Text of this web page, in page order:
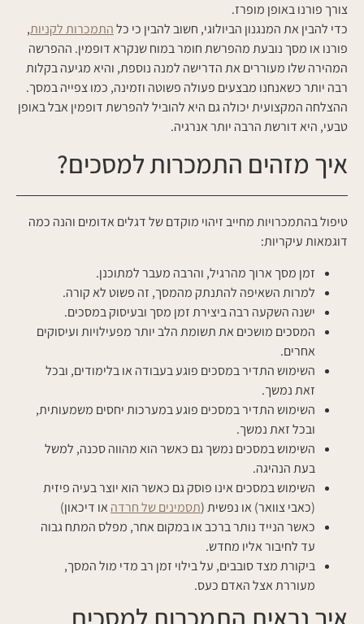
צורך פורנו באופן מופרז.
כדי להבין את המנגנון הביולוגי, חשוב להבין כי כלהתמכרות לקניות,
פורנו או מסך נובעת מהפרשת חומר במוח שנקרא דופמין. ההפרשה
המהירה שלו מעוררים את הדרישה למנה נוספת, והיא מגיעה בקלות
רבה יותר כשאנחנו מבצעים פעולה פשוטה וזמינה, כמו צפייה במסך.
ההצלחה המקצועית יכולה גם היא להוביל להפרשת דופמין אבל באופן
טבעי, היא דורשת הרבה יותר אנרגיה.
איך מזהים התמכרות למסכים?
טיפול בהתמכרויות מחייב זיהוי מוקדם של דגלים אדומים והנה כמה
דוגמאות עיקריות:
זמן מסך ארוך מהרגיל, והרבה מעבר למתוכנן.
למרות השאיפה להתנתק מהמסך, זה פשוט לא קורה.
ישנה השקעה רבה ביצירת זמן מסך ובעיסוק במסכים.
המסכים מושכים את תשומת הלב יותר מפעילויות ועיסוקים
אחרים.
השימוש התדיר במסכים פוגע בעבודה או בלימודים, ובכל
זאת נמשך.
השימוש התדיר במסכים פוגע במערכות יחסים משמעותית,
ובכל זאת נמשך.
השימוש במסכים נמשך גם כאשר הוא מהווה סכנה, למשל
בעת הנהיגה.
השימוש במסכים אינו פוסק גם כאשר הוא יוצר בעיה פיזית
(כאבי צוואר) או נפשית (תסמינים של חרדה או דיכאון)
כאשר הנייד נותר ברכב או במקום אחר, מפלס המתח גבוה
עד לחיבור אליו מחדש.
ביקורת מצד סובבים, על בילוי זמן רב מדי מול המסך,
מעוררת אצל האדם כעס.